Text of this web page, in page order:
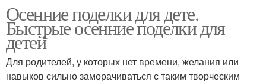
Осенние поделки для дете.
Быстрые осенние поделки для
детей
Для родителей, у которых нет времени, желания или
навыков сильно заморачиваться с таким творческим